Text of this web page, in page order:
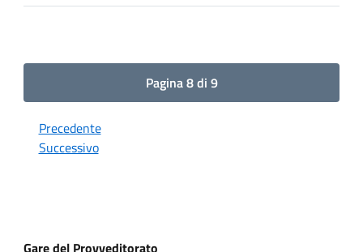
Pagina 8 di 9
Precedente
Successivo
Gare del Provveditorato